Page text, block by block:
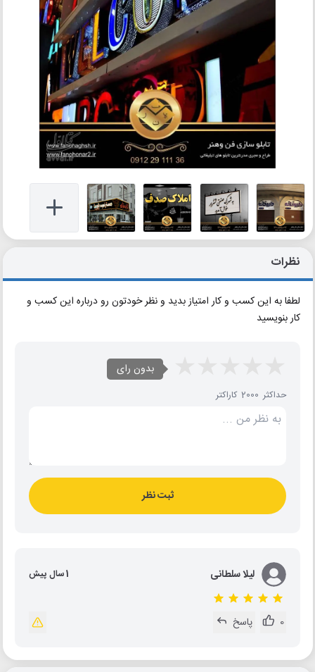
نظرات
لطفا به این کسب و کار امتیاز بدید و نظر خودتون رو درباره این کسب و
کار بنویسید
بدون رای
حداکثر 2000 کاراکتر
ثبت نظر
لیلا سلطانی 1 سال پیش
0 پاسخ